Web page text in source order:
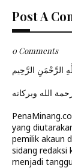
Post A
0 Comments
الرَّحْمَنِ الرَّحِيم
الله وبركاته
yang
pemilik akaun
sidang redaksi
menjadi